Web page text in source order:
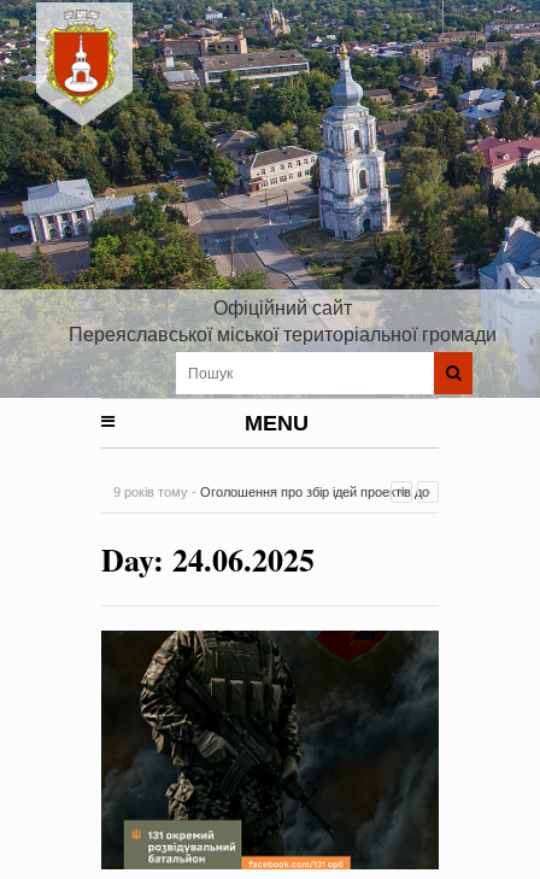
Офіційний сайт
Переяславської міської територіальної громади
MENU
9 років тому - Оголошення про збір ідей проектів до
на період 2018 – 2020 роки Оголошення про збір ідей
проектів
-0 Коментарів
Day: 24.06.2025